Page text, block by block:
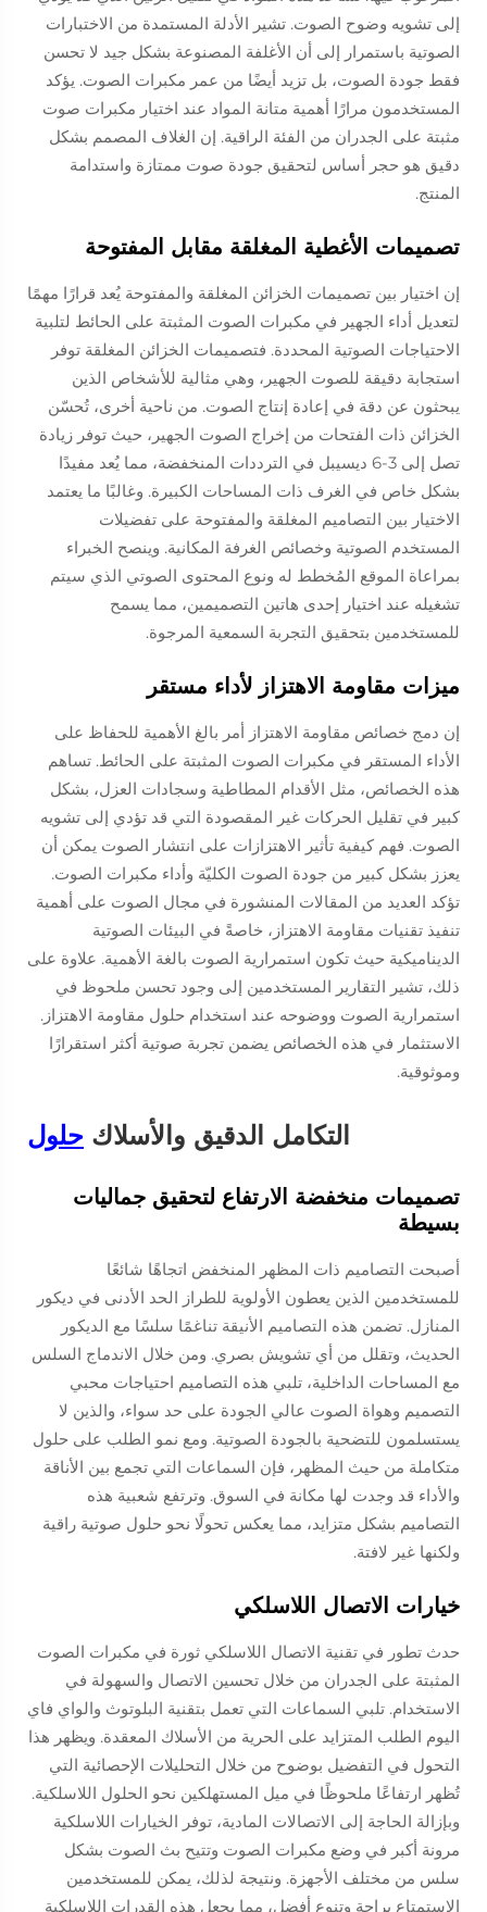
إلى تشويه وضوح الصوت. تشير الأدلة المستمدة من الاختبارات
الصوتية باستمرار إلى أن الأغلفة المصنوعة بشكل جيد لا تحسن
فقط جودة الصوت، بل تزيد أيضًا من عمر مكبرات الصوت. يؤكد
المستخدمون مرارًا أهمية متانة المواد عند اختيار مكبرات صوت
مثبتة على الجدران من الفئة الراقية. إن الغلاف المصمم بشكل
دقيق هو حجر أساس لتحقيق جودة صوت ممتازة واستدامة
المنتج.
تصميمات الأغطية المغلقة مقابل المفتوحة
إن اختيار بين تصميمات الخزائن المغلقة والمفتوحة يُعد قرارًا مهمًا
لتعديل أداء الجهير في مكبرات الصوت المثبتة على الحائط لتلبية
الاحتياجات الصوتية المحددة. فتصميمات الخزائن المغلقة توفر
استجابة دقيقة للصوت الجهير، وهي مثالية للأشخاص الذين
يبحثون عن دقة في إعادة إنتاج الصوت. من ناحية أخرى، تُحسّن
الخزائن ذات الفتحات من إخراج الصوت الجهير، حيث توفر زيادة
تصل إلى 3-6 ديسيبل في الترددات المنخفضة، مما يُعد مفيدًا
بشكل خاص في الغرف ذات المساحات الكبيرة. وغالبًا ما يعتمد
الاختيار بين التصاميم المغلقة والمفتوحة على تفضيلات
المستخدم الصوتية وخصائص الغرفة المكانية. وينصح الخبراء
بمراعاة الموقع المُخطط له ونوع المحتوى الصوتي الذي سيتم
تشغيله عند اختيار إحدى هاتين التصميمين، مما يسمح
للمستخدمين بتحقيق التجربة السمعية المرجوة.
ميزات مقاومة الاهتزاز لأداء مستقر
إن دمج خصائص مقاومة الاهتزاز أمر بالغ الأهمية للحفاظ على
الأداء المستقر في مكبرات الصوت المثبتة على الحائط. تساهم
هذه الخصائص، مثل الأقدام المطاطية وسجادات العزل، بشكل
كبير في تقليل الحركات غير المقصودة التي قد تؤدي إلى تشويه
الصوت. فهم كيفية تأثير الاهتزازات على انتشار الصوت يمكن أن
يعزز بشكل كبير من جودة الصوت الكليّة وأداء مكبرات الصوت.
تؤكد العديد من المقالات المنشورة في مجال الصوت على أهمية
تنفيذ تقنيات مقاومة الاهتزاز، خاصةً في البيئات الصوتية
الديناميكية حيث تكون استمرارية الصوت بالغة الأهمية. علاوة على
ذلك، تشير التقارير المستخدمين إلى وجود تحسن ملحوظ في
استمرارية الصوت ووضوحه عند استخدام حلول مقاومة الاهتزاز.
الاستثمار في هذه الخصائص يضمن تجربة صوتية أكثر استقرارًا
وموثوقية.
التكامل الدقيق والأسلاك حلول
تصميمات منخفضة الارتفاع لتحقيق جماليات
بسيطة
أصبحت التصاميم ذات المظهر المنخفض اتجاهًا شائعًا
للمستخدمين الذين يعطون الأولوية للطراز الحد الأدنى في ديكور
المنازل. تضمن هذه التصاميم الأنيقة تناغمًا سلسًا مع الديكور
الحديث، وتقلل من أي تشويش بصري. ومن خلال الاندماج السلس
مع المساحات الداخلية، تلبي هذه التصاميم احتياجات محبي
التصميم وهواة الصوت عالي الجودة على حد سواء، والذين لا
يستسلمون للتضحية بالجودة الصوتية. ومع نمو الطلب على حلول
متكاملة من حيث المظهر، فإن السماعات التي تجمع بين الأناقة
والأداء قد وجدت لها مكانة في السوق. وترتفع شعبية هذه
التصاميم بشكل متزايد، مما يعكس تحولًا نحو حلول صوتية راقية
ولكنها غير لافتة.
خيارات الاتصال اللاسلكي
حدث تطور في تقنية الاتصال اللاسلكي ثورة في مكبرات الصوت
المثبتة على الجدران من خلال تحسين الاتصال والسهولة في
الاستخدام. تلبي السماعات التي تعمل بتقنية البلوتوث والواي فاي
اليوم الطلب المتزايد على الحرية من الأسلاك المعقدة. ويظهر هذا
التحول في التفضيل بوضوح من خلال التحليلات الإحصائية التي
تُظهر ارتفاعًا ملحوظًا في ميل المستهلكين نحو الحلول اللاسلكية.
وبإزالة الحاجة إلى الاتصالات المادية، توفر الخيارات اللاسلكية
مرونة أكبر في وضع مكبرات الصوت وتتيح بث الصوت بشكل
سلس من مختلف الأجهزة. ونتيجة لذلك، يمكن للمستخدمين
الاستمتاع براحة وتنوع أفضل، مما يجعل هذه القدرات اللاسلكية